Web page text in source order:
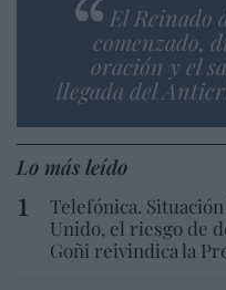
El Reinado
comenzado,
oración y el
llegada del
Lo más leído
Telefónica.
Unido, el riesgo de
Goñi reivindica la